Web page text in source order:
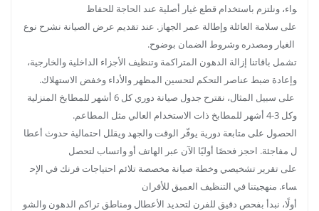
واء، ونلتزم باستخدام قطع غيار أصلية عند الحاجة للحفاظ
على سلامة العائلة وإطالة عمر الجهاز. عند تقديم عرض الصيانة نشرح نوع
الغيار ومصدره وشروط الضمان بوضوح.
تشمل باقاتنا إزالة الدهون المتراكمة وتنظيف الأجزاء الداخلية والخارجية،
وإعادة ضبط عناصر التحكم لتحسين المظهر والأداء وخفض الاستهلاك.
على سبيل المثال، نقترح جدول صيانة دوري كل 6 أشهر للمطابخ المنزلية
وكل 3-4 أشهر للمطابخ ذات الاستخدام العالي مثل المطاعم.
الحصول على متابعة دورية يوفّر الوقت والجهد ويقلل احتمالية حدوث أعطا
ل مفاجئة. احجز فحصًا أوليًا الآن عبر الهاتف أو واتساب لتحصل
على تقرير تشخيصي وخطة صيانة مخصصة تلائم احتياجات فرنك في الإح
ساء. منهجيتنا في التنظيف العميق للأفران
أولًا، نبدأ بفحص دقيق للفرن لتحديد الأعطال ومناطق تراكم الدهون والشو